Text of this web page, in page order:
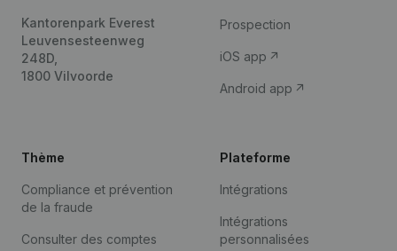
Kantorenpark Everest
Leuvensesteenweg
248D,
1800 Vilvoorde
Prospection
iOS app
Android app
Thème
Compliance et prévention
de la fraude
Consulter des comptes
Plateforme
Intégrations
Intégrations
personnalisées